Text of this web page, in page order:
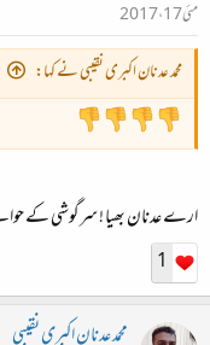
مئی 17، 2017
محمد عدنان اکبری نقیبی نے کہا:
ارے عدنان بھیا ! سرگوشی کے
1
محمد عدنان اکبری نقیبی